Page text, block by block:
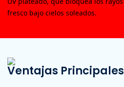
fresco bajo cielos soleados.
Ventajas Principales